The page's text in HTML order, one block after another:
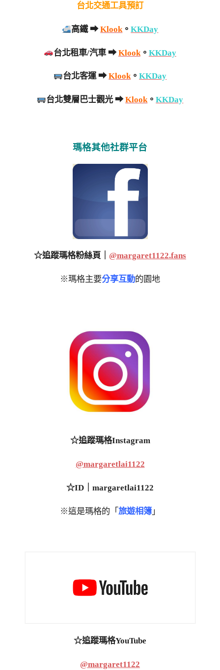
台北交通工具預訂
高鐵 ➡Klook。KKDay
台北租車/汽車 ➡Klook。 KKDay
台北客運 ➡Klook。KKDay
台北雙層巴士觀光 ➡Klook。KKDay
瑪格其他社群平台
☆追蹤瑪格粉絲頁｜ @margaret1122.fans
※瑪格主要分享互動的園地
☆追蹤瑪格Instagram
@margaretlai1122
☆ID｜margaretlai1122
※這是瑪格的「 旅遊相簿 」
☆追蹤瑪格YouTube
@margaret1122